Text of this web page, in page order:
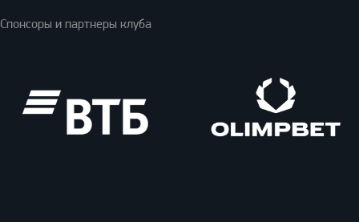
Спонсоры и партнеры клуба